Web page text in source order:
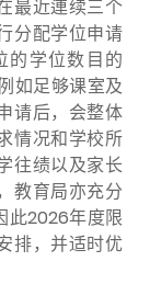
最近連续三个
分配学位申请
的学位数目的
如足够课室及
请后，会整体
情况和学校所
往绩以及家长
教育局亦充分
此2026年度限
排，并适时优